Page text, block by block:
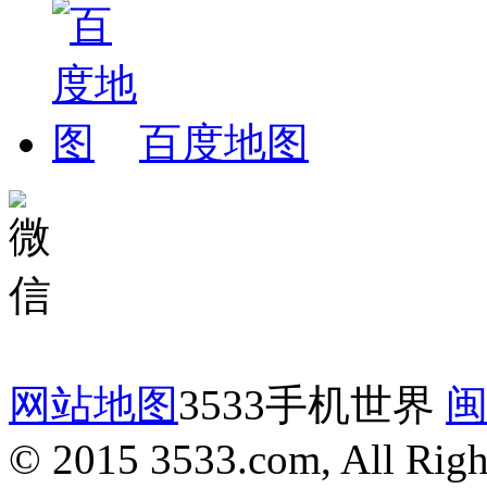
百度地图
网站地图3533手机世界
© 2015 3533.com, All